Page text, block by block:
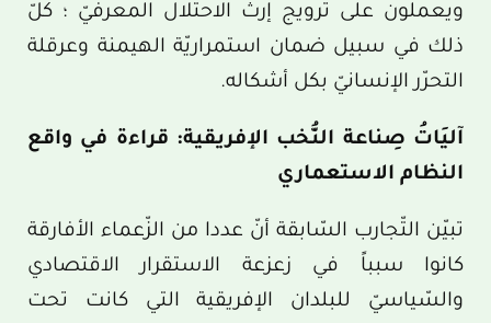
ويعملون على ترويج إرث الاحتلال المعرفيّ ؛ كلّ
ذلك في سبيل ضمان استمراريّة الهيمنة وعرقلة
التحرّر الإنسانيّ بكل أشكاله.
آليَاتُ صِناعة النُّخب الإفريقية: قراءة في واقع
النظام الاستعماري
تبيّن التّجارب السّابقة أنّ عددا من الزّعماء الأفارقة
كانوا سبباً في زعزعة الاستقرار الاقتصادي
والسّياسيّ للبلدان الإفريقية التي كانت تحت